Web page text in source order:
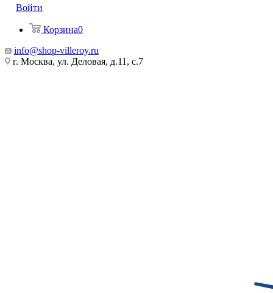
Войти
Корзина0
info@shop-villeroy.ru
г. Москва, ул. Деловая, д.11, с.7